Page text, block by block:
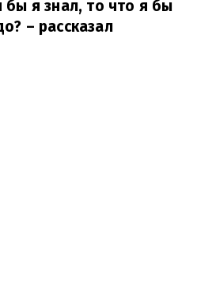
бы я знал, то что я бы
– рассказал